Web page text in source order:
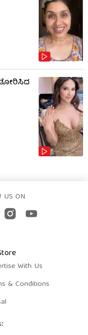
US ON
With Us
& Conditions